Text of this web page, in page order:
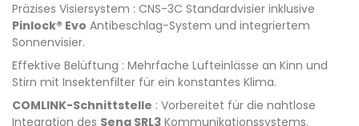
Präzises Visiersystem : CNS-3C Standardvisier inklusive
Pinlock® Evo Antibeschlag-System und integriertem
Sonnenvisier.
Effektive Belüftung : Mehrfache Lufteinlässe an Kinn und
Stirn mit Insektenfilter für ein konstantes Klima.
COMLINK-Schnittstelle : Vorbereitet für die nahtlose
Integration des Sena SRL3 Kommunikationssystems.